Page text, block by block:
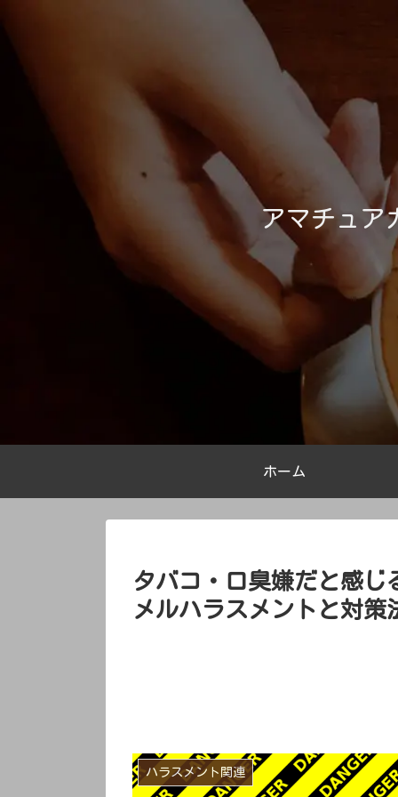
アマチュア
ホーム
タバコ・口臭嫌だと感じ
メルハラスメントと対策
ハラスメント関連